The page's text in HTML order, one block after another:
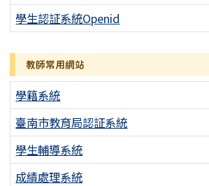
學生認証系統Openid
教師常用網站
學籍系統
臺南市教育局認証系統
學生輔導系統
成績處理系統